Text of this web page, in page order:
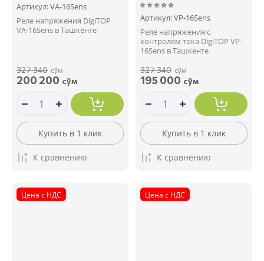
Артикул:VA-16Sens
Реле напряжения DigiTOP
VA-16Sens в Ташкенте
327 340 сўм
200 200 сўм
Купить в 1 клик
К сравнению
Артикул:VP-16Sens
Реле напряжения с
контролем тока DigiTOP VP-
16Sens в Ташкенте
327 340 сўм
195 000 сўм
Купить в 1 клик
К сравнению
Цена с НДС Цена с НДС